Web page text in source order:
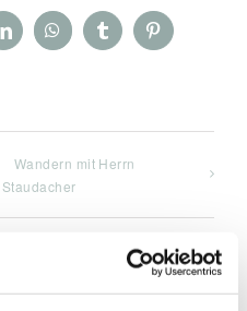
LinkedInWhatsAppTumblrPinterest
Wandern mit Herrn
Staudacher